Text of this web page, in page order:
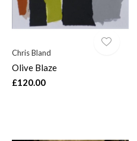
Chris Bland
Olive Blaze
£120.00